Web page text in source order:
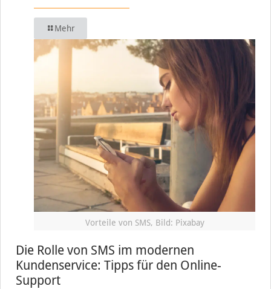
Mehr
Vorteile von SMS, Bild: Pixabay
Die Rolle von SMS im modernen
Kundenservice: Tipps für den Online-
Support